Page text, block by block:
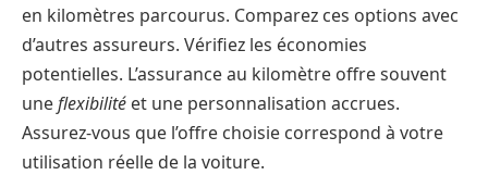
en kilomètres parcourus. Comparez ces options avec
d’autres assureurs. Vérifiez les économies
potentielles. L’assurance au kilomètre offre souvent
uneflexibilité et une personnalisation accrues.
Assurez-vous que l’offre choisie correspond à votre
utilisation réelle de la voiture.